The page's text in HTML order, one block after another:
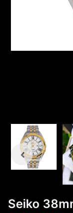
Seiko